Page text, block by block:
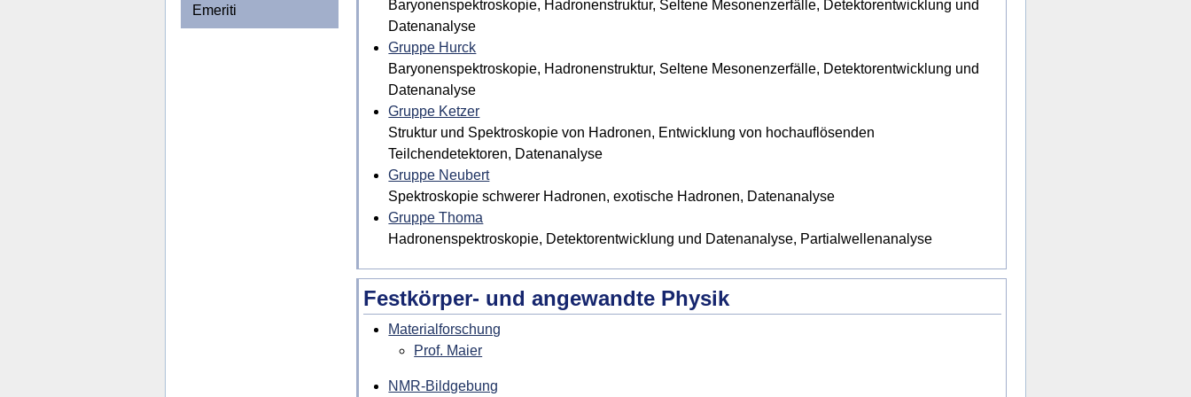
Emeriti
Baryonenspektroskopie, Hadronenstruktur, Seltene Mesonenzerfälle, Detektorentwicklung und
Datenanalyse
Gruppe Hurck
Baryonenspektroskopie, Hadronenstruktur, Seltene Mesonenzerfälle, Detektorentwicklung und
Datenanalyse
Gruppe Ketzer
Struktur und Spektroskopie von Hadronen, Entwicklung von hochauflösenden
Teilchendetektoren, Datenanalyse
Gruppe Neubert
Spektroskopie schwerer Hadronen, exotische Hadronen, Datenanalyse
Gruppe Thoma
Hadronenspektroskopie, Detektorentwicklung und Datenanalyse, Partialwellenanalyse
Festkörper- und angewandte Physik
Materialforschung
Prof. Maier
NMR-Bildgebung